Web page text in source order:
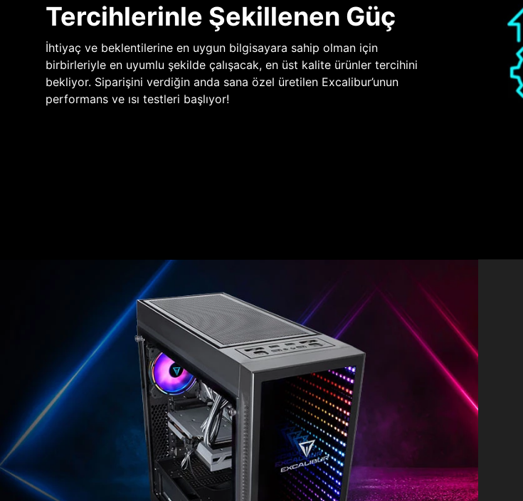
Tercihlerinle Şekillenen Güç
İhtiyaç ve beklentilerine en uygun bilgisayara sahip olman için
birbirleriyle en uyumlu şekilde çalışacak, en üst kalite ürünler tercihini
bekliyor. Siparişini verdiğin anda sana özel üretilen Excalibur’unun
performans ve ısı testleri başlıyor!